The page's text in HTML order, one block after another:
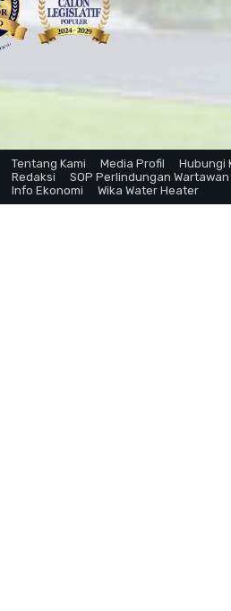
Tentang Kami Media Profil Hubungi
Redaksi
SOP Perlindungan Wartawan
Info Ekonomi
Wika Water Heater